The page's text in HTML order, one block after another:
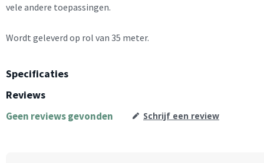
vele andere toepassingen.
Wordt geleverd op rol van 35 meter.
Specificaties
Reviews
Geen reviews gevonden Schrijf een review